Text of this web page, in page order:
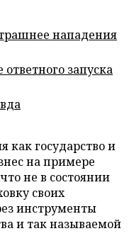
нападения
запуска
как государство и
на примере
не в состоянии
своих
инструменты
и так называемой